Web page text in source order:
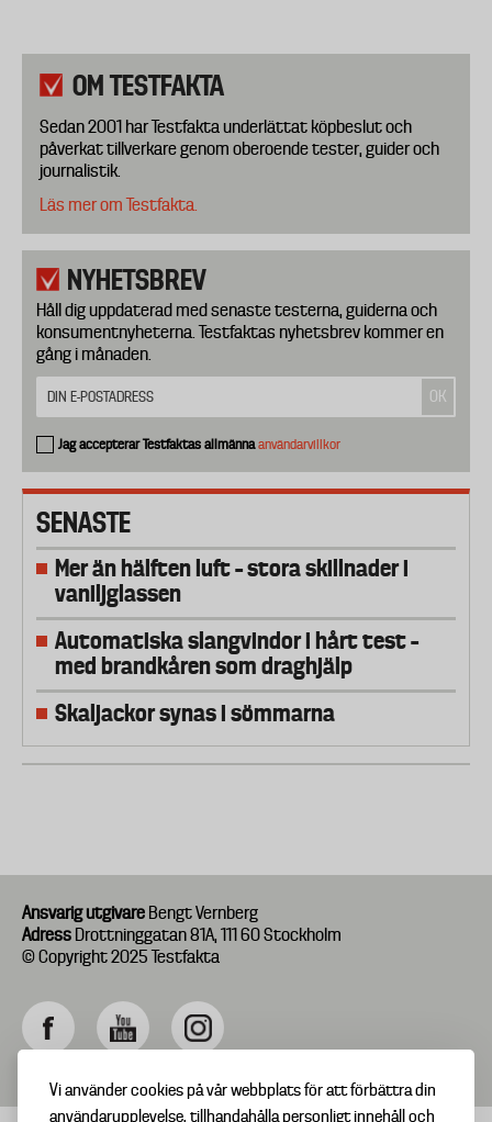
Vi använder cookies på vår webbplats för att förbättra din
användarupplevelse, tillhandahålla personligt innehåll och
OM TESTFAKTA
Sedan 2001 har Testfakta underlättat köpbeslut och
påverkat tillverkare genom oberoende tester, guider och
journalistik.
Läs mer om Testfakta.
NYHETSBREV
Håll dig uppdaterad med senaste testerna, guiderna och
konsumentnyheterna. Testfaktas nyhetsbrev kommer en
gång i månaden.
Jag accepterar Testfaktas allmännaanvändarvillkor
SENASTE
Mer än hälften luft – stora skillnader i
vaniljglassen
Automatiska slangvindor i hårt test –
med brandkåren som draghjälp
Skaljackor synas i sömmarna
Ansvarig utgivare Bengt Vernberg
Adress Drottninggatan 81A, 111 60 Stockholm
© Copyright 2025 Testfakta